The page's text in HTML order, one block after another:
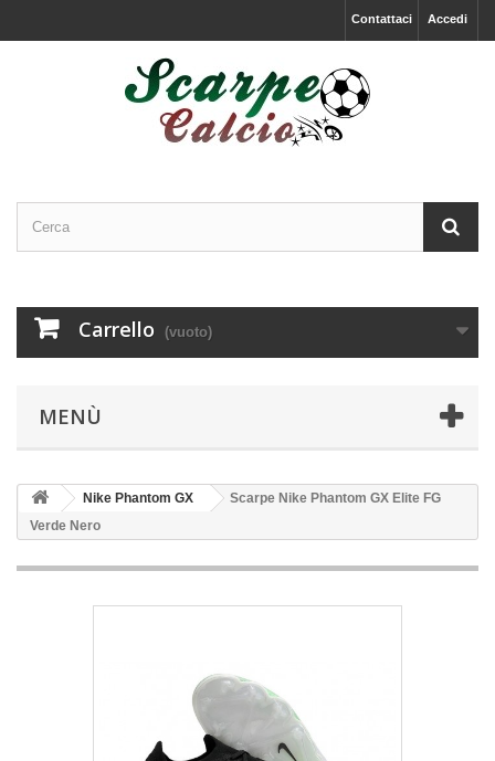
Accedi
Contattaci
Carrello (vuoto)
MENÙ
Nike Phantom GX
Scarpe Nike Phantom GX Elite FG
Verde Nero